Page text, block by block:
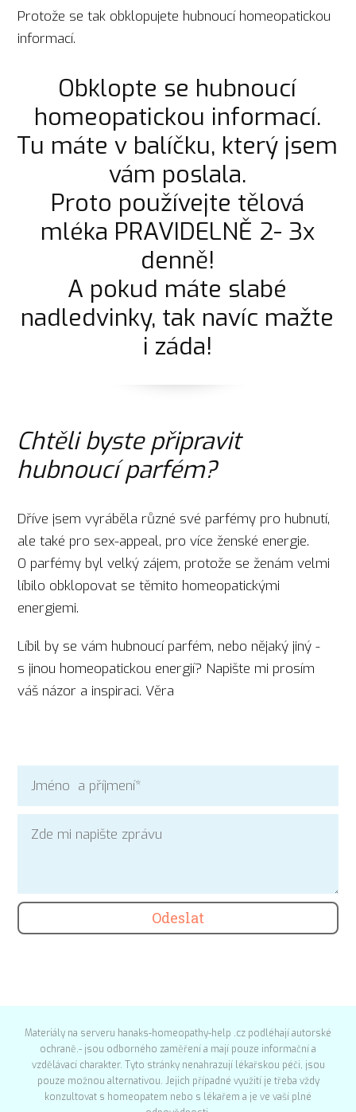
Protože se tak obklopujete hubnoucí homeopatickou
informací.
Obklopte se hubnoucí
homeopatickou informací.
Tu máte v balíčku, který jsem
vám poslala.
Proto používejte tělová
mléka PRAVIDELNĚ 2- 3x
denně!
A pokud máte slabé
nadledvinky, tak navíc mažte
i záda!
Chtěli byste připravit
hubnoucí parfém?
Dříve jsem vyráběla různé své parfémy pro hubnutí,
ale také pro sex-appeal, pro více ženské energie.
O parfémy byl velký zájem, protože se ženám velmi
líbilo obklopovat se těmito homeopatickými
energiemi.
Líbil by se vám hubnoucí parfém, nebo nějaký jiný -
s jinou homeopatickou energií? Napište mi prosím
váš názor a inspiraci. Věra
Odeslat
Materiály na serveru hanaks-homeopathy-help .cz podléhají autorské
ochraně.- jsou odborného zaměření a mají pouze informační a
vzdělávací charakter. Tyto stránky nenahrazují lékařskou péči, jsou
pouze možnou alternativou. Jejich případné využití je třeba vždy
konzultovat s homeopatem nebo s lékařem a je ve vaší plné